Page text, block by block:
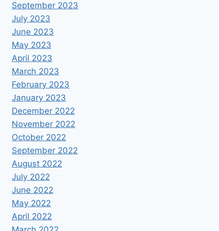
September 2023
July 2023
June 2023
May 2023
April 2023
March 2023
February 2023
January 2023
December 2022
November 2022
October 2022
September 2022
August 2022
July 2022
June 2022
May 2022
April 2022